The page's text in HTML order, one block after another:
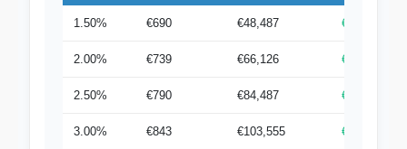
1.50% €690 €48,487 €208/Monat
2.00% €739 €66,126 €159/Monat
2.50% €790 €84,487 €108/Monat
3.00% €843 €103,555 €55/Monat